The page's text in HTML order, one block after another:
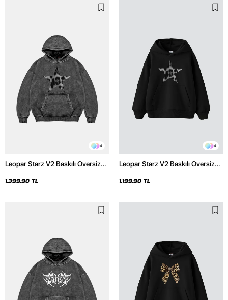
4
Leopar Starz V2 Baskılı Oversize
Hoodie
1.399,90 TL
4
Leopar Starz V2 Baskılı Oversize
1.199,90 TL